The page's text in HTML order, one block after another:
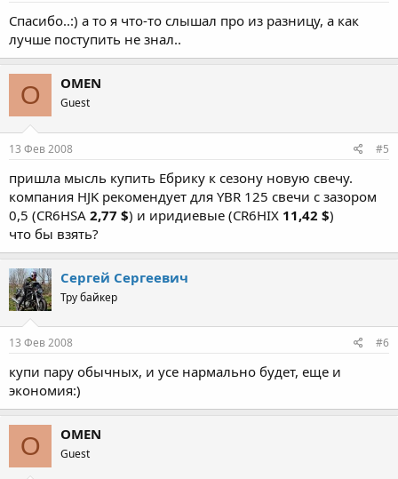
Спасибо..:) а то я что-то слышал про из разницу, а как
лучше поступить не знал..
O OMEN
Guest
13 Фев 2008 #5
пришла мысль купить Ебрику к сезону новую свечу.
компания HJK рекомендует для YBR 125 свечи с зазором
0,5 (CR6HSA 2,77 $) и иридиевые (CR6HIX 11,42 $)
что бы взять?
Сергей Сергеевич
Тру байкер
13 Фев 2008 #6
купи пару обычных, и усе нармально будет, еще и
экономия:)
O OMEN
Guest